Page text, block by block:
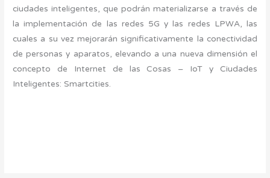
ciudades inteligentes, que podrán materializarse a través de
la implementación de las redes 5G y las redes LPWA, las
cuales a su vez mejorarán significativamente la conectividad
de personas y aparatos, elevando a una nueva dimensión el
concepto de Internet de las Cosas – IoT y Ciudades
Inteligentes: Smartcities.